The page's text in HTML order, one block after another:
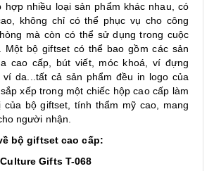
nhiều loại sản phẩm khác nhau, có
không chỉ có thể phục vụ cho công
mà còn có thể sử dụng trong cuộc
Một bộ giftset có thể bao gồm các sản
cao cấp, bút viết, móc khoá, ví đựng
ví da...tất cả sản phẩm đều in logo của
xếp trong một chiếc hộp cao cấp làm
của bộ giftset, tính thẩm mỹ cao, mang
người nhận.
bộ giftset cao cấp:
Gifts T-068